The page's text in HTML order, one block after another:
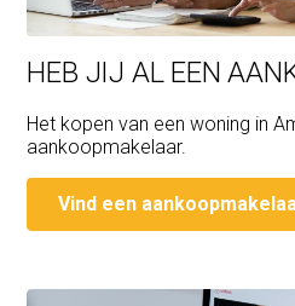
HEB JIJ AL EEN
Het kopen van een woning in
aankoopmakelaar.
Vind een